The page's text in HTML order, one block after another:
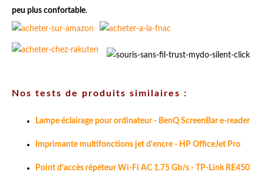
peu plus confortable.
Nos tests de produits similaires :
Lampe éclairage pour ordinateur - BenQ ScreenBar e-reader
Imprimante multifonctions jet d'encre - HP OfficeJet Pro
Point d'accès répéteur Wi-Fi AC 1.75 Gb/s - TP-Link RE450